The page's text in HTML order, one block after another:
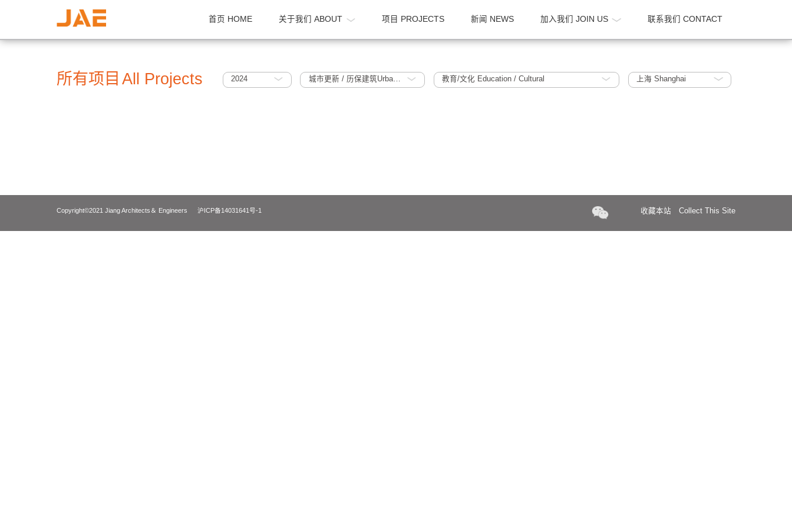
首页 HOME 关于我们 ABOUT 项目 PROJECTS 新闻 NEWS 加入我们 JOIN US 联系我们
所有项目All Projects 2024 城市更新 / 历保建筑Urban Regeneration / Historic Protection Building 教育/文化 Education / Cultural 上海 Shanghai
Copyright©2021 Jiang Architects＆ Engineers 沪ICP备14031641号-1